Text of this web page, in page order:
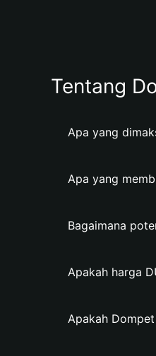
Tentang
Apa yang
Apa yang
Bagaimana
Apakah harga
Apakah